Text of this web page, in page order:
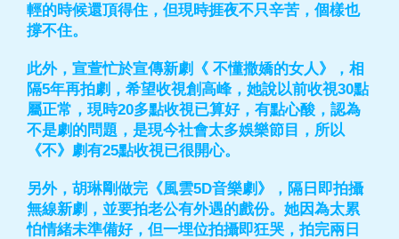
輕的時候還頂得住，但現時捱夜不只辛苦，個樣也
撐不住。
此外，宣萱忙於宣傳新劇《 不懂撒嬌的女人》，相
隔5年再拍劇，希望收視創高峰，她說以前收視30點
屬正常，現時20多點收視已算好，有點心酸，認為
不是劇的問題，是現今社會太多娛樂節目，所以
《不》劇有25點收視已很開心。
另外，胡琳剛做完《風雲5D音樂劇》，隔日即拍攝
無線新劇，並要拍老公有外遇的戲份。她因為太累
怕情緒未準備好，但一埋位拍攝即狂哭，拍完兩日